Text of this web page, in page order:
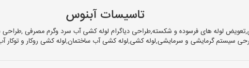
تاسيسات آبنوس
لوله های فرسوده و شکسته,طراحی دیاگرام لوله کشی آب سرد وگرم مصرفی
سیستم گرمایشی و سرمایشی,لوله کشی,لوله کشی آب ساختمان,لوله کشی روکار و توکار